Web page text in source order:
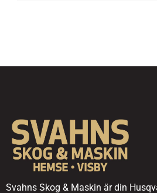
Svahns Skog & Maskin är din